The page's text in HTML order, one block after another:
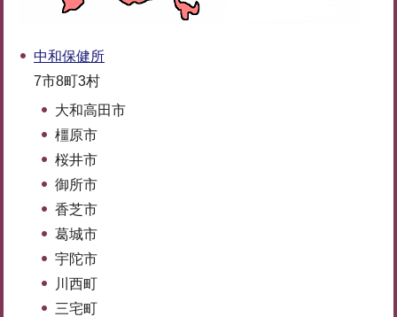
中和保健所
7市8町3村
大和高田市
橿原市
桜井市
御所市
香芝市
葛城市
宇陀市
川西町
三宅町